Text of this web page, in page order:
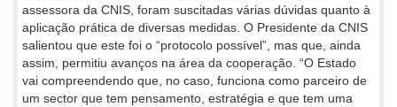
assessora da CNIS, foram suscitadas várias dúvidas quanto à
aplicação prática de diversas medidas. O Presidente da CNIS
salientou que este foi o “protocolo possível”, mas que, ainda
assim, permitiu avanços na área da cooperação. “O Estado
vai compreendendo que, no caso, funciona como parceiro de
um sector que tem pensamento, estratégia e que tem uma